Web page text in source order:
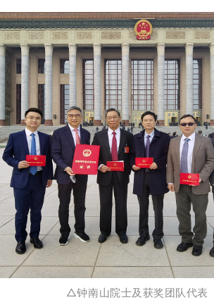
△钟南山院士及获奖团队代表